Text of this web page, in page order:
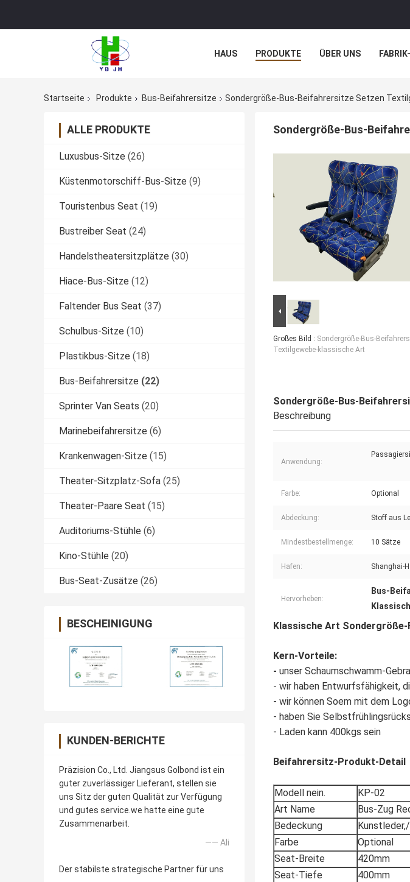
HAUS PRODUKTE ÜBER UNS
Startseite
Produkte Bus-Beifahrersitze Sondergröße-Bus-Beifahrersitze Setzen
ALLE PRODUKTE
Luxusbus-Sitze (26)
Küstenmotorschiff-Bus-Sitze (9)
Touristenbus Seat (19)
Bustreiber Seat (24)
Handelstheatersitzplätze (30)
Hiace-Bus-Sitze (12)
Faltender Bus Seat (37)
Schulbus-Sitze (10)
Plastikbus-Sitze (18)
Bus-Beifahrersitze (22)
Sprinter Van Seats (20)
Marinebeifahrersitze (6)
Krankenwagen-Sitze (15)
Theater-Sitzplatz-Sofa (25)
Theater-Paare Seat (15)
Auditoriums-Stühle (6)
Kino-Stühle (20)
Bus-Seat-Zusätze (26)
BESCHEINIGUNG
KUNDEN-BERICHTE
Präzision Co., Ltd. Jiangsus Golbond ist ein
guter zuverlässiger Lieferant, stellen sie
uns Sitz der guten Qualität zur Verfügung
und gutes service.we hatte eine gute
Zusammenarbeit.
—— Ali
Der stabilste strategische Partner für uns
Sondergröße-Bus-
Großes Bild : Sondergröße-Bus-
Textilgewebe-klassische Art
Sondergröße-Bus-
Beschreibung
Anwendung:
Farbe: Optional
Abdeckung: Stoff aus
Mindestbestellmenge: 10 Sätze
Hafen: Shanghai-
Hervorheben:
Bus-
Klassische Art
Kern-Vorteile:
- unser Schaumschwamm-
- wir haben Entwurfsfähigkeit,
- wir können Soem mit dem
- haben Sie
- Laden kann 400kgs sein
Beifahrersitz-Produkt-Detail
Modell nein.
KP-02
Art Name
Bus-Zug
Bedeckung
Farbe
Optional
Seat-Breite
420mm
Seat-Tiefe
400mm